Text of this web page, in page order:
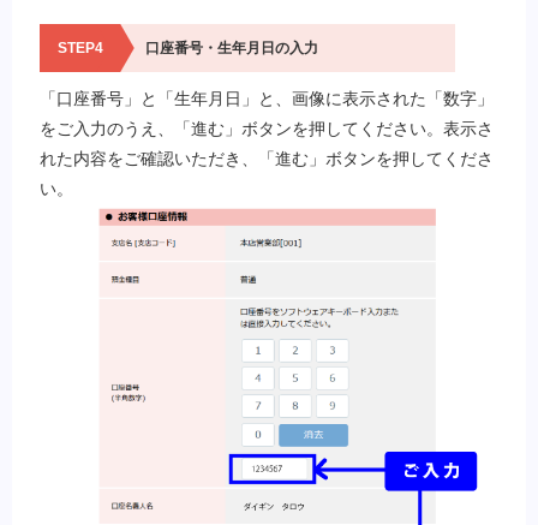
STEP4 口座番号・生年月日の入力
「口座番号」と「生年月日」と、画像に表示された「数字」
をご入力のうえ、「進む」ボタンを押してください。表示さ
れた内容をご確認いただき、「進む」ボタンを押してくださ
い。